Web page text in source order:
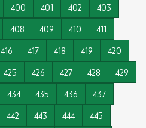
400 401 402
403
408 409 410
411
416 417 418 419
420
425 426 427 428
429
434 435 436
437
442 443 444
445